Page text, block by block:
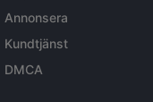
Annonsera
Kundtjänst
DMCA